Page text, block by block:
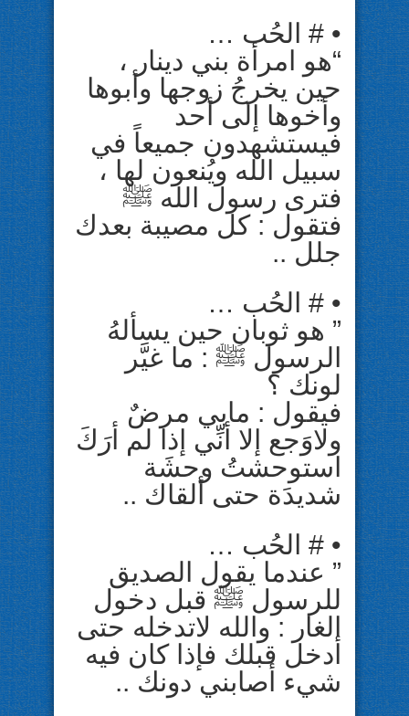
• # ﺍﻟﺤُﺐ …
“ﻫﻮ ﺍﻣﺮﺃﺓ ﺑﻨﻲ ﺩﻳﻨﺎﺭ ،
ﺣﻴﻦ ﻳﺨﺮﺝُ ﺯﻭﺟﻬﺎ ﻭﺃﺑﻮﻫﺎ
ﻭﺃﺧﻮﻫﺎ ﺇﻟﻰ ﺃﺣﺪ
فيستشهدون جميعاً في
سبيل الله ﻭﻳُﻨﻌﻮﻥ ﻟﻬﺎ ،
ﻓﺘﺮﻯ ﺭﺳﻮﻝ ﺍﻟﻠﻪ ﷺ
ﻓﺘﻘﻮﻝ : ﻛﻞ ﻣﺼﻴﺒﺔ ﺑﻌﺪﻙ
ﺟﻠﻞ ..
• # ﺍﻟﺤُﺐ …
” ﻫﻮ ﺛﻮﺑﺎﻥ ﺣﻴﻦ ﻳﺴﺄﻟﻪُ
ﺍﻟﺮﺳﻮﻝ ﷺ : ﻣﺎ ﻏﻴَّﺮ
ﻟﻮﻧﻚ ؟
ﻓﻴﻘﻮﻝ : ﻣﺎﺑﻲ ﻣﺮﺽٌ
ﻭﻻﻭَﺟﻊ ﺇﻻ ﺃﻧِّﻲ ﺇﺫﺍ ﻟﻢ ﺃﺭَﻙَ
ﺍﺳﺘﻮﺣﺸﺖُ ﻭﺣﺸَﺔ
ﺷﺪﻳﺪَﺓ ﺣﺘﻰ ﺃﻟﻘﺎﻙ ..
• # ﺍﻟﺤُﺐ …
” ﻋﻨﺪﻣﺎ ﻳﻘﻮﻝ ﺍﻟﺼﺪﻳﻖ
ﻟﻠﺮﺳﻮﻝ ﷺ ﻗﺒﻞ ﺩﺧﻮﻝ
ﺍﻟﻐﺎﺭ : ﻭﺍﻟﻠﻪ ﻻﺗﺪﺧﻠﻪ ﺣﺘﻰ
ﺃﺩﺧﻞ ﻗﺒﻠﻚ ﻓﺈﺫﺍ ﻛﺎﻥ ﻓﻴﻪ
شيء ﺃﺻﺎﺑﻨﻲ ﺩﻭﻧﻚ ..